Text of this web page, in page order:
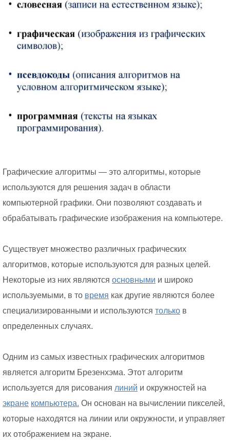
Графические алгоритмы — это алгоритмы, которые
используются для решения задач в области
компьютерной графики. Они позволяют создавать и
обрабатывать графические изображения на компьютере.
Существует множество различных графических
алгоритмов, которые используются для разных целей.
Некоторые из них являются основными и широко
используемыми, в то время как другие являются более
специализированными и используются только в
определенных случаях.
Одним из самых известных графических алгоритмов
является алгоритм Брезенхэма. Этот алгоритм
используется для рисования линий и окружностей на
экране компьютера. Он основан на вычислении пикселей,
которые находятся на линии или окружности, и управляет
их отображением на экране.